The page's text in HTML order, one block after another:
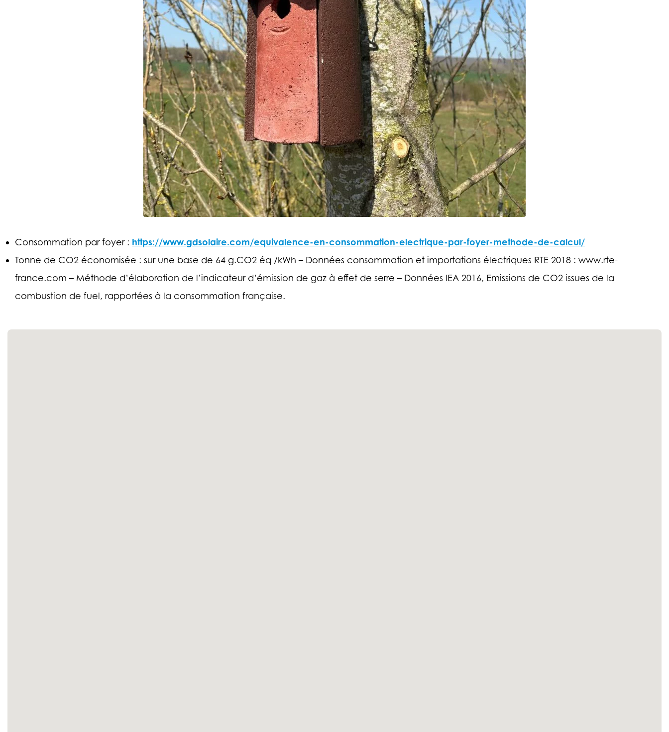
Consommation par foyer : https://www.gdsolaire.com/equivalence-en-consommation-electrique-par-foyer-methode-de-calcul/
Tonne de CO2 économisée : sur une base de 64 g.CO2 éq /kWh – Données consommation et importations électriques RTE 2018 : www.rte-
france.com – Méthode d’élaboration de l’indicateur d’émission de gaz à effet de serre – Données IEA 2016, Emissions de CO2 issues de la
combustion de fuel, rapportées à la consommation française.